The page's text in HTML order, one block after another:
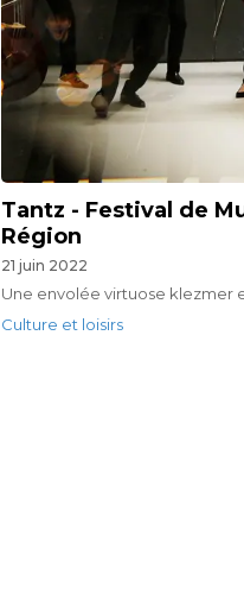
Tantz - Festival de
Région
21 juin 2022
Une envolée virtuose klezmer
Culture et loisirs